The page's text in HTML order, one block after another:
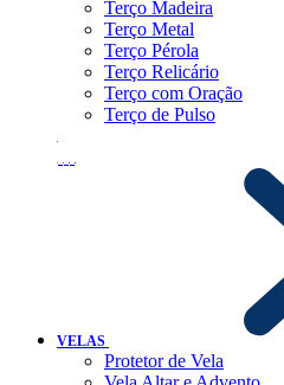
Terço Madeira
Terço Metal
Terço Pérola
Terço Relicário
Terço com Oração
Terço de Pulso
VELAS
Protetor de Vela